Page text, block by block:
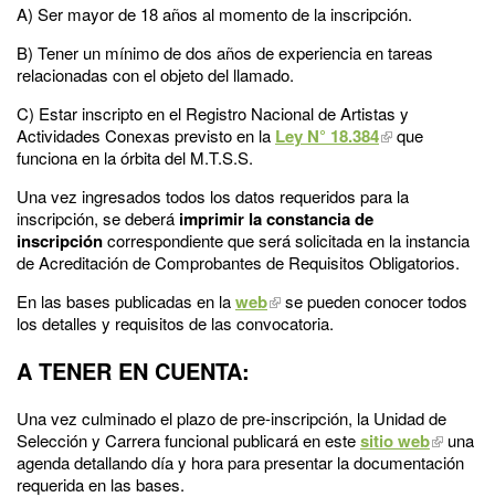
A) Ser mayor de 18 años al momento de la inscripción.
B) Tener un mínimo de dos años de experiencia en tareas
relacionadas con el objeto del llamado.
C) Estar inscripto en el Registro Nacional de Artistas y
Actividades Conexas previsto en la Ley N° 18.384
que
funciona en la órbita del M.T.S.S.
Una vez ingresados todos los datos requeridos para la
inscripción, se deberá imprimir la constancia de
inscripcióncorrespondiente que será solicitada en la instancia
de Acreditación de Comprobantes de Requisitos Obligatorios.
En las bases publicadas en laweb
se pueden conocer todos
los detalles y requisitos de las convocatoria.
A TENER EN CUENTA:
Una vez culminado el plazo de pre-inscripción, la Unidad de
Selección y Carrera funcional publicará en estesitio web
una
agenda detallando día y hora para presentar la documentación
requerida en las bases.